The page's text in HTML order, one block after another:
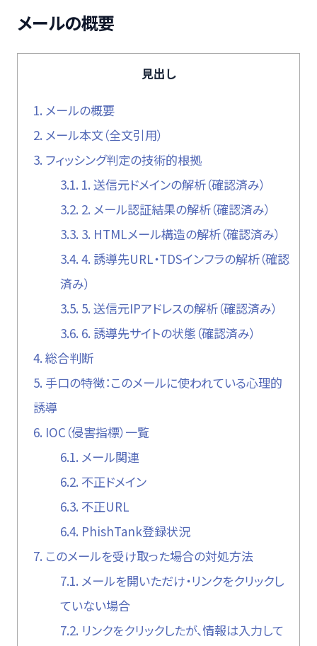
メールの概要
見出し
1. メールの概要
2. メール本文（全文引用）
3. フィッシング判定の技術的根拠
3.1. 1. 送信元ドメインの解析（確認済み）
3.2. 2. メール認証結果の解析（確認済み）
3.3. 3. HTMLメール構造の解析（確認済み）
3.4. 4. 誘導先URL・TDSインフラの解析（確認
済み）
3.5. 5. 送信元IPアドレスの解析（確認済み）
3.6. 6. 誘導先サイトの状態（確認済み）
4. 総合判断
5. 手口の特徴：このメールに使われている心理的
誘導
6. IOC（侵害指標）一覧
6.1. メール関連
6.2. 不正ドメイン
6.3. 不正URL
6.4. PhishTank登録状況
7. このメールを受け取った場合の対処方法
7.1. メールを開いただけ・リンクをクリックし
ていない場合
7.2. リンクをクリックしたが、情報は入力して